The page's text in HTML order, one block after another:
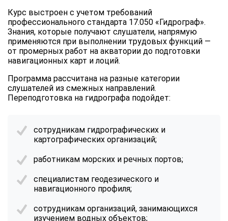
Курс выстроен с учетом требований
профессионального стандарта 17.050 «Гидрограф».
Знания, которые получают слушатели, напрямую
применяются при выполнении трудовых функций —
от промерных работ на акватории до подготовки
навигационных карт и лоций.
Программа рассчитана на разные категории
слушателей из смежных направлений.
Переподготовка на гидрографа подойдет:
сотрудникам гидрографических и
картографических организаций;
работникам морских и речных портов;
специалистам геодезического и
навигационного профиля;
сотрудникам организаций, занимающихся
изучением водных объектов;